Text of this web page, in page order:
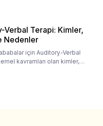
Verbal Terapi: Kimler,
Nedenler
için Auditory-Verbal
kavramları olan kimler,